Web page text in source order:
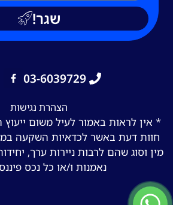
שגר!
03-6039729
* אין לראות באמור לעיל משום
חוות דעת באשר לכדאיות השקעה
מין וסוג שהם לרבות ניירות ערך,
נאמנות ו/או כל נכס
הצהרת נגישות